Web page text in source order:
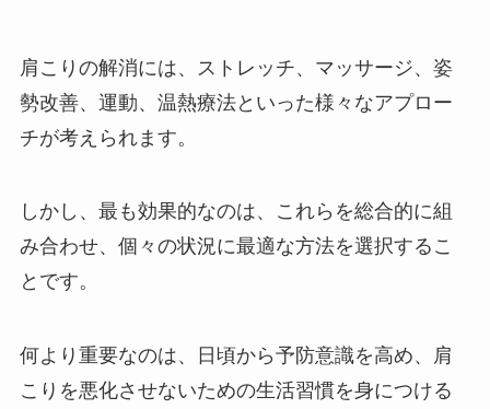
肩こりの解消には、ストレッチ、マッサージ、姿
勢改善、運動、温熱療法といった様々なアプロー
チが考えられます。
しかし、最も効果的なのは、これらを総合的に組
み合わせ、個々の状況に最適な方法を選択するこ
とです。
何より重要なのは、日頃から予防意識を高め、肩
こりを悪化させないための生活習慣を身につける